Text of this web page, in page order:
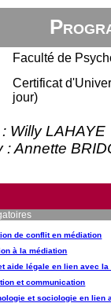
Faculté de
Certificat
jour)
Willy LAHAYE
: Annette
de conflit en médiation
à la médiation
aide légale en lien avec la
et communication
et sociologie en lien